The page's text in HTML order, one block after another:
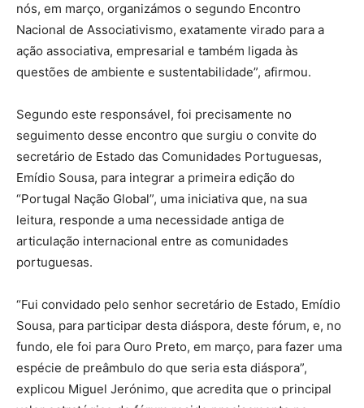
nós, em março, organizámos o segundo Encontro
Nacional de Associativismo, exatamente virado para a
ação associativa, empresarial e também ligada às
questões de ambiente e sustentabilidade”, afirmou.
Segundo este responsável, foi precisamente no
seguimento desse encontro que surgiu o convite do
secretário de Estado das Comunidades Portuguesas,
Emídio Sousa, para integrar a primeira edição do
“Portugal Nação Global”, uma iniciativa que, na sua
leitura, responde a uma necessidade antiga de
articulação internacional entre as comunidades
portuguesas.
“Fui convidado pelo senhor secretário de Estado, Emídio
Sousa, para participar desta diáspora, deste fórum, e, no
fundo, ele foi para Ouro Preto, em março, para fazer uma
espécie de preâmbulo do que seria esta diáspora”,
explicou Miguel Jerónimo, que acredita que o principal